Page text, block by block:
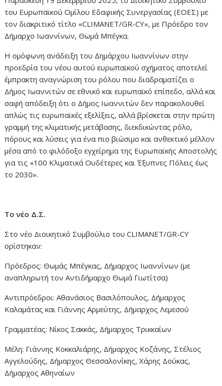
του Ευρωπαϊκού Ομίλου Εδαφικής Συνεργασίας (ΕΟΕΣ) με
τον διακριτικό τίτλο «CLIMANET/GR-CY», με Πρόεδρο τον
Δήμαρχο Ιωαννίνων, Θωμά Μπέγκα.
Η ομόφωνη ανάδειξη του Δημάρχου Ιωαννίνων στην
προεδρία του νέου αυτού ευρωπαϊκού σχήματος αποτελεί
έμπρακτη αναγνώριση του ρόλου που διαδραματίζει ο
Δήμος Ιωαννιτών σε εθνικό και ευρωπαϊκό επίπεδο, αλλά και
σαφή απόδειξη ότι ο Δήμος Ιωαννιτών δεν παρακολουθεί
απλώς τις ευρωπαϊκές εξελίξεις, αλλά βρίσκεται στην πρώτη
γραμμή της κλιματικής μετάβασης, διεκδικώντας ρόλο,
πόρους και λύσεις για ένα πιο βιώσιμο και ανθεκτικό μέλλον
μέσα από το φιλόδοξο εγχείρημα της Ευρωπαϊκής Αποστολής
για τις «100 Κλιματικά Ουδέτερες και Έξυπνες Πόλεις έως
το 2030».
Το νέο Δ.Σ.
Στο νέο Διοικητικό Συμβούλιο του CLIMANET/GR-CY
ορίστηκαν:
Πρόεδρος: Θωμάς Μπέγκας, Δήμαρχος Ιωαννίνων (με
αναπληρωτή τον Αντιδήμαρχο Θωμά Γιωτίτσα)
Αντιπρόεδροι: Αθανάσιος Βασιλόπουλος, Δήμαρχος
Καλαμάτας και Γιάννης Αρμεύτης, Δήμαρχος Λεμεσού
Γραμματέας: Νίκος Σακκάς, Δήμαρχος Τρικκαίων
Μέλη: Γιάννης Κοκκαλιάρης, Δήμαρχος Κοζάνης, Στέλιος
Αγγελούδης, Δήμαρχος Θεσσαλονίκης, Χάρης Δούκας,
Δήμαρχος Αθηναίων